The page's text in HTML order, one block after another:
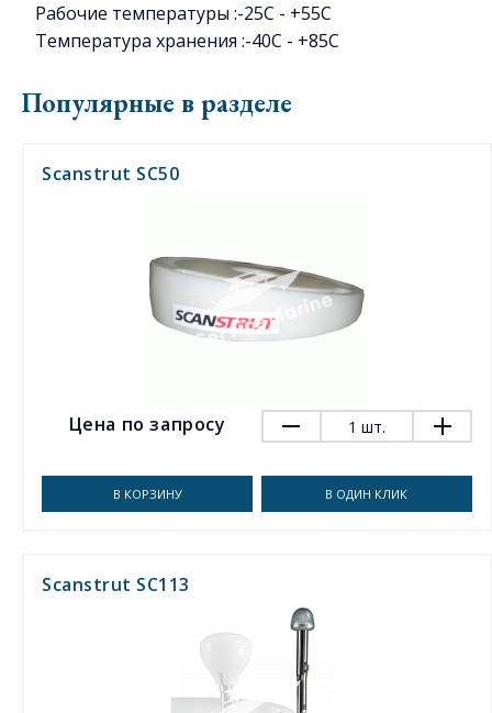
Рабочие температуры :-25С - +55С
Температура хранения :-40C - +85C
Популярные в разделе
Scanstrut SC50
Цена по запросу 1 шт.
В КОРЗИНУ В ОДИН КЛИК
Scanstrut SC113